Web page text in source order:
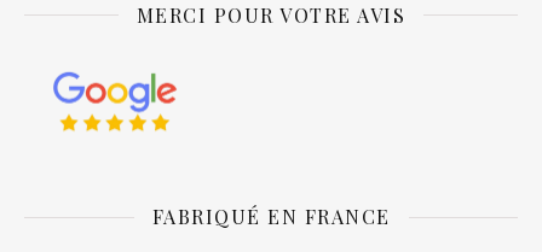
MERCI POUR VOTRE AVIS
FABRIQUÉ EN FRANCE